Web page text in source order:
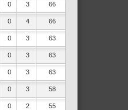
0 3 66
0 4 66
0 3 63
0 3 63
0 3 63
0 3 58
0 2 55